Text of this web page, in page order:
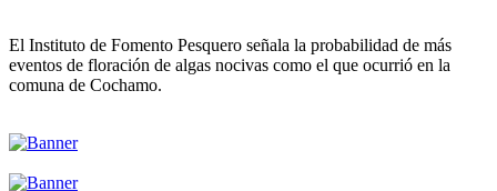
El Instituto de Fomento Pesquero señala la probabilidad de más
eventos de floración de algas nocivas como el que ocurrió en la
comuna de Cochamo.